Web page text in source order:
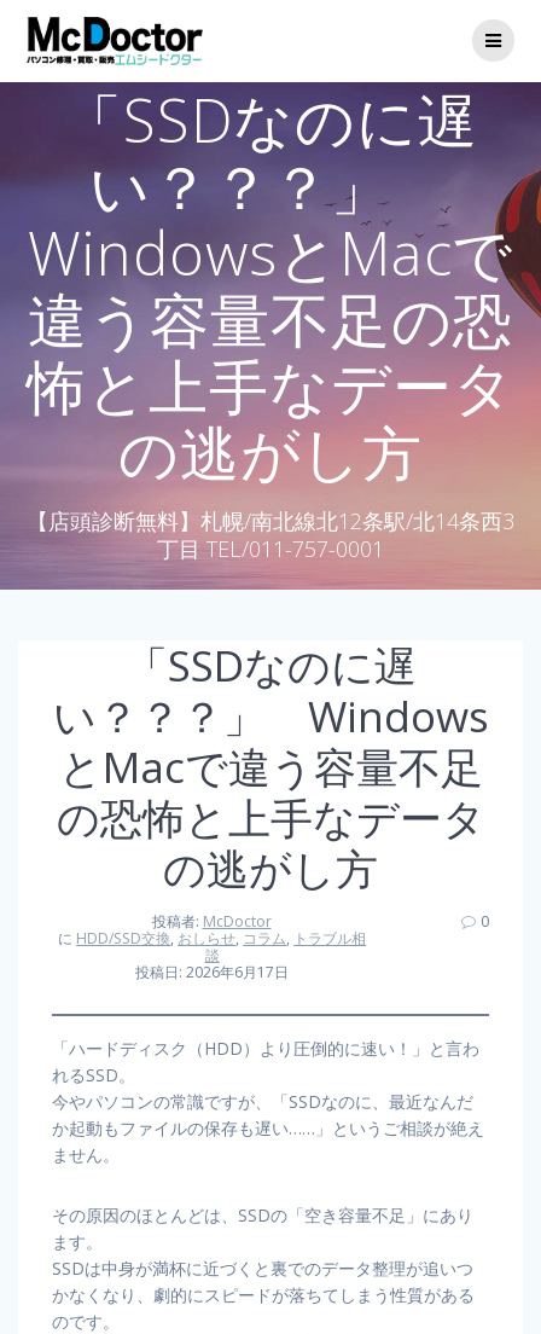
「SSDなのに遅
い？？？」
WindowsとMacで
違う容量不足の恐
怖と上手なデータ
の逃がし方
【店頭診断無料】札幌/南北線北12条駅/北14条西3
丁目 TEL/011-757-0001
「SSDなのに遅
い？？？」 Windows
とMacで違う容量不足
の恐怖と上手なデータ
の逃がし方
投稿者: McDoctor
に HDD/SSD交換, おしらせ, コラム, トラブル相
談
投稿日: 2026年6月17日
0
「ハードディスク（HDD）より圧倒的に速い！」と言わ
れるSSD。
今やパソコンの常識ですが、「SSDなのに、最近なんだ
か起動もファイルの保存も遅い……」というご相談が絶え
ません。
その原因のほとんどは、SSDの「空き容量不足」にあり
ます。
SSDは中身が満杯に近づくと裏でのデータ整理が追いつ
かなくなり、劇的にスピードが落ちてしまう性質がある
のです。